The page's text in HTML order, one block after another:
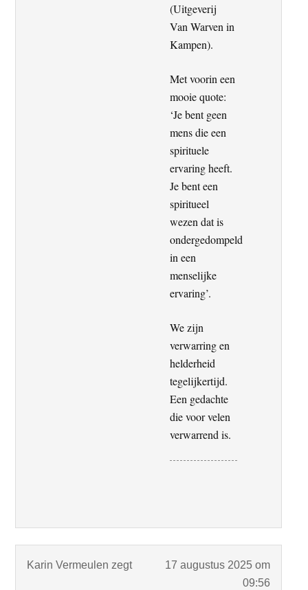
(Uitgeverij
Van Warven in
Kampen).
Met voorin een
mooie quote:
‘Je bent geen
mens die een
spirituele
ervaring heeft.
Je bent een
spiritueel
wezen dat is
ondergedompeld
in een
menselijke
ervaring’.
We zijn
verwarring en
helderheid
tegelijkertijd.
Een gedachte
die voor velen
verwarrend is.
Karin Vermeulen zegt
17 augustus 2025 om
09:56